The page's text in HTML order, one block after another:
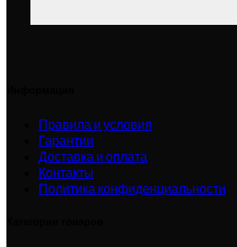
Правила и условия
Гарантии
Доставка и оплата
Контакты
Политика конфиденциальности